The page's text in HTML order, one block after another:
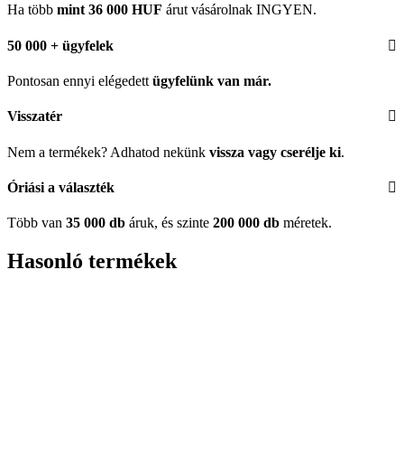
Ha több mint 36 000 HUF árut vásárolnak INGYEN.
50 000 + ügyfelek
Pontosan ennyi elégedett ügyfelünk van már.
Visszatér
Nem a termékek? Adhatod nekünk vissza vagy cserélje ki.
Óriási a választék
Több van 35 000 db áruk, és szinte 200 000 db méretek.
Hasonló termékek